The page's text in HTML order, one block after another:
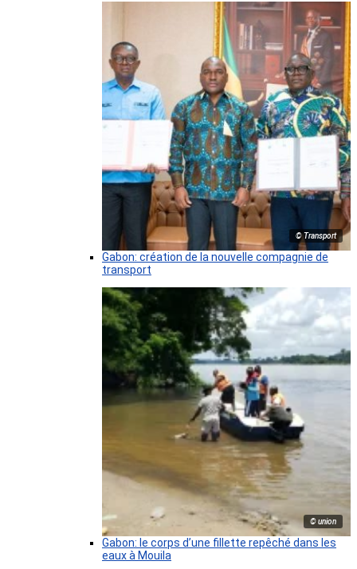
© Transport
Gabon: création de la nouvelle compagnie de
transport
© union
Gabon: le corps d’une fillette repêché dans les
eaux à Mouila